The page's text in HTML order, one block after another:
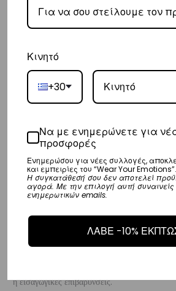
– Οι χρόνοι παράδοσης κυμαίνονται
Επιστροφές είναι δεκτές εντός 14 ημερών
του προϊόντος χωρίς να έχετε την
προϊόν είναι άθικτα.Τα έξοδα αποστολής για
επιβαρύνουν τον πελάτη. Τα χρήματα θα
τραπεζικό λογαριασμό (Εθνικής, Alpha,
θα μας δώσετε μέσα σε 10 μέρες που θα
επιστρεφόμενο προϊόν.
Φόροι και Τελωνεία
ή εισαγωγικές επιβαρύνσεις.
Κινητό
+30
Να με ενημερώνετε για
προσφορές
Ενημερώσου για νέες συλλογές,
και εμπειρίες του “Wear Your Emotions”.
Η συγκατάθεσή σου δεν αποτελεί
αγορά. Με την επιλογή αυτή
ενημερωτικών emails.
ΛΑΒΕ -10%